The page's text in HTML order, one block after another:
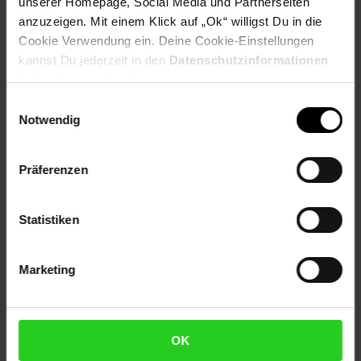
anzuzeigen. Mit einem Klick auf „Ok“ willigst Du in die
Cookie Verwendung ein. Deine Cookie-Einstellungen
kannst Du jederzeit in den Datenschutzinformationen
ändern bzw. widerrufen.
Notwendig
Präferenzen
Statistiken
Marketing
OK
Herstellerinformationen
Weinwelt
Rezeptwelt Karriere